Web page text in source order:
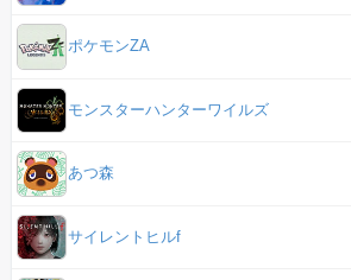
ポケモンZA
モンスターハンターワイルズ
あつ森
サイレントヒルf